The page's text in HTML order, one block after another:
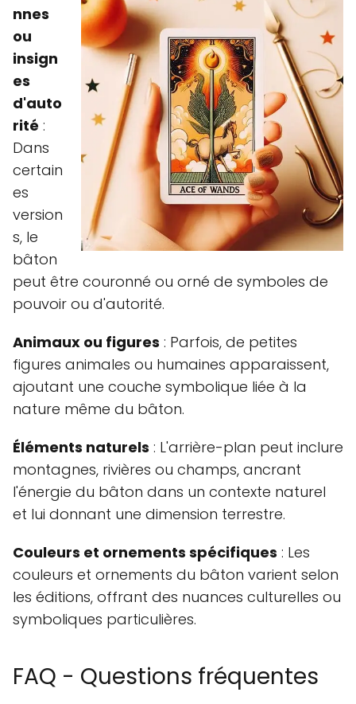
nnes
ou
insign
es
d'auto
rité :
Dans
certain
es
version
s, le
bâton
peut être couronné ou orné de symboles de
pouvoir ou d'autorité.
Animaux ou figures : Parfois, de petites
figures animales ou humaines apparaissent,
ajoutant une couche symbolique liée à la
nature même du bâton.
Éléments naturels : L'arrière-plan peut inclure
montagnes, rivières ou champs, ancrant
l'énergie du bâton dans un contexte naturel
et lui donnant une dimension terrestre.
Couleurs et ornements spécifiques : Les
couleurs et ornements du bâton varient selon
les éditions, offrant des nuances culturelles ou
symboliques particulières.
FAQ - Questions fréquentes